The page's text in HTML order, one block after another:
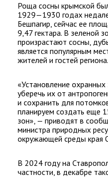
Роща сосны крымской
1929—1930 годах
Бешпагир, сейчас ее
9,47 гектара. В зеленой
произрастают сосны,
является популярным
жителей и гостей региона.
«Установление охранных
уберечь их от
и сохранить для
планируем создать еще
зон», — приводят в
министра природных
окружающей среды края
В 2024 году на
частности, в декабре